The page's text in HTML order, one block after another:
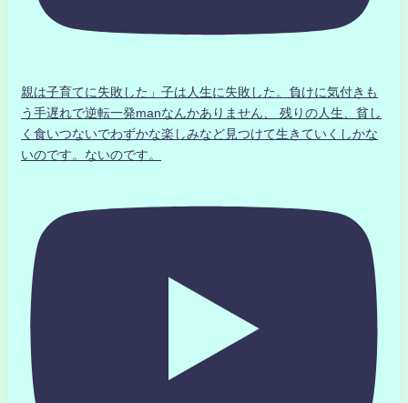
親は子育てに失敗した」子は人生に失敗した。負けに気付きも
う手遅れで逆転一発manなんかありません、 残りの人生、貧し
く食いつないでわずかな楽しみなど見つけて生きていくしかな
いのです。ないのです。